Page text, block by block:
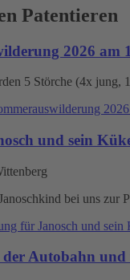
Patentieren
2026 am
5 Störche (4x jung,
und sein
bei uns zur
für Janosch und sein
Autobahn und